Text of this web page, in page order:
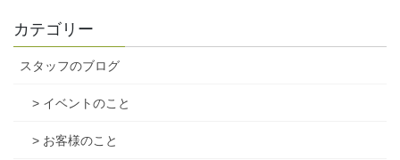
カテゴリー
スタッフのブログ
> イベントのこと
> お客様のこと